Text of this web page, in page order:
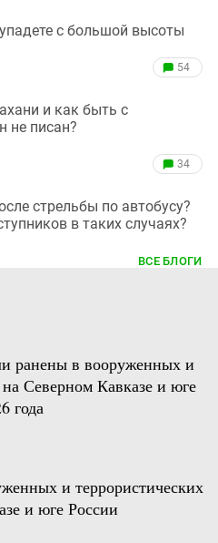
с большой высоты
54
и как быть с
не писан?
34
стрельбы по автобусу?
в таких случаях?
ВСЕ БЛОГИ
ранены в вооруженных и
Северном Кавказе и юге
года
и террористических
и юге России